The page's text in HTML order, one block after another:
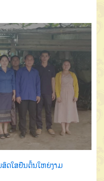
ດໃສຢືນຕົ້ນໃຫຍ່ງາມ